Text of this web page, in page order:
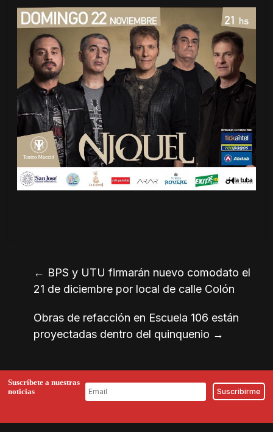
← BPS y UTU firmarán nuevo comodato el
21 de diciembre por local de calle Colón
Obras de refacción en Escuela 106 están
proyectadas dentro del quinquenio →
Suscríbete a nuestras
noticias